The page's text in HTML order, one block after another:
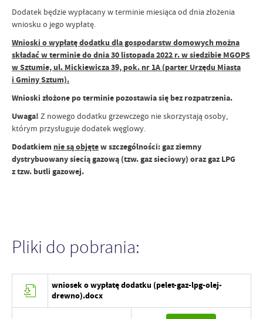
Dodatek będzie wypłacany w terminie miesiąca od dnia złożenia
wniosku o jego wypłatę.
Wnioski o wypłatę dodatku dla gospodarstw domowych można
składać w terminie do dnia 30 listopada 2022 r. w siedzibie MGOPS
w Sztumie, ul. Mickiewicza 39, pok. nr 1A (parter Urzędu Miasta
i Gminy Sztum).
Wnioski złożone po terminie pozostawia się bez rozpatrzenia.
Uwaga! Z nowego dodatku grzewczego nie skorzystają osoby,
którym przysługuje dodatek węglowy.
Dodatkiem nie są objętew szczególności: gaz ziemny
dystrybuowany siecią gazową (tzw. gaz sieciowy) oraz gaz LPG
z tzw. butli gazowej.
Pliki do pobrania:
wniosek o wypłatę dodatku (pelet-gaz-lpg-olej-
drewno).docx